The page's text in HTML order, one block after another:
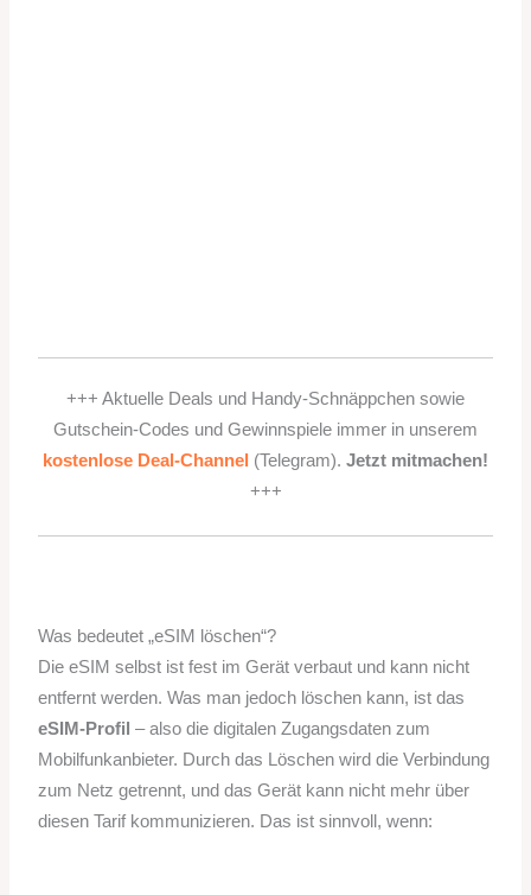
+++ Aktuelle Deals und Handy-Schnäppchen sowie
Gutschein-Codes und Gewinnspiele immer in unserem
kostenlose Deal-Channel (Telegram). Jetzt mitmachen!
+++
Was bedeutet „eSIM löschen“?
Die eSIM selbst ist fest im Gerät verbaut und kann nicht
entfernt werden. Was man jedoch löschen kann, ist das
eSIM-Profil – also die digitalen Zugangsdaten zum
Mobilfunkanbieter. Durch das Löschen wird die Verbindung
zum Netz getrennt, und das Gerät kann nicht mehr über
diesen Tarif kommunizieren. Das ist sinnvoll, wenn: